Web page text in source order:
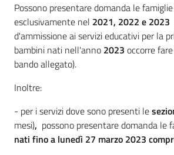
Possono presentare domanda le
esclusivamente nel 2021, 2022 e 2023
d'ammissione ai servizi educativi per la
bambini nati nell'anno 2023 occorre
bando allegato).
Inoltre:
- per i servizi dove sono presenti le
mesi), possono presentare domanda le
nati fino a lunedì 27 marzo 2023